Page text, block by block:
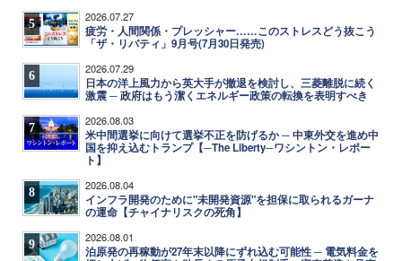
5 2026.07.27
疲労・人間関係・プレッシャー……このストレスどう抜こう
「ザ・リバティ」9月号(7月30日発売)
6 2026.07.29
日本の洋上風力から英大手が撤退を検討し、三菱離脱に続く
激震 ─ 政府はもう潔くエネルギー政策の転換を表明すべき
7 2026.08.03
米中間選挙に向けて選挙不正を防げるか ─ 中東外交を進め中
国を抑え込むトランプ【─The Liberty─ワシントン・レポー
ト】
8 2026.08.04
インフラ開発のために"未開発資源"を担保に取られるガーナ
の運命【チャイナリスクの死角】
9 2026.08.01
泊原発の再稼動が27年末以降にずれ込む可能性 ─ 電気料金を